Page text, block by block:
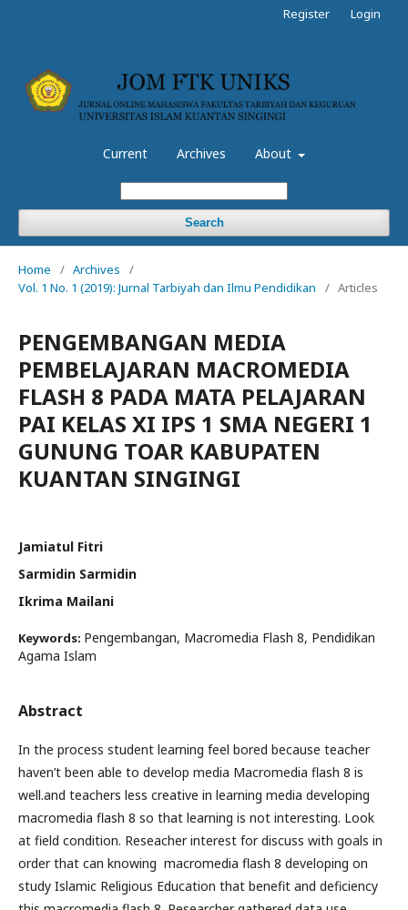
Current Archives About
Search
Register Login
Home / Archives
/
Vol. 1 No. 1 (2019): Jurnal Tarbiyah dan Ilmu Pendidikan
/ Articles
PENGEMBANGAN MEDIA
PEMBELAJARAN MACROMEDIA
FLASH 8 PADA MATA PELAJARAN
PAI KELAS XI IPS 1 SMA NEGERI 1
GUNUNG TOAR KABUPATEN
KUANTAN SINGINGI
Jamiatul Fitri
Sarmidin Sarmidin
Ikrima Mailani
Keywords: Pengembangan, Macromedia Flash 8, Pendidikan
Agama Islam
Abstract
In the process student learning feel bored because teacher
haven’t been able to develop media Macromedia flash 8 is
well.and teachers less creative in learning media developing
macromedia flash 8 so that learning is not interesting. Look
at field condition. Reseacher interest for discuss with goals in
order that can knowing macromedia flash 8 developing on
study Islamic Religious Education that benefit and deficiency